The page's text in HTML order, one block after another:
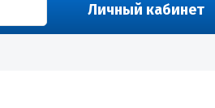
Личный кабинет